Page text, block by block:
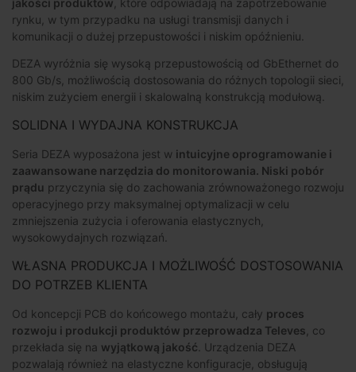
jakości produktów , które odpowiadają na zapotrzebowanie
rynku, w tym przypadku na usługi transmisji danych i
komunikacji o dużej przepustowości i niskim opóźnieniu.
DEZA wyróżnia się wysoką przepustowością od GbEthernet do
800 Gb/s, możliwością dostosowania do różnych topologii sieci,
niskim zużyciem energii i skalowalną konstrukcją modułową.
SOLIDNA I WYDAJNA KONSTRUKCJA
Seria DEZA wyposażona jest w intuicyjne oprogramowanie i
zaawansowane narzędzia do monitorowania. Niski pobór
prądu przyczynia się do zachowania zrównoważonego rozwoju
operacyjnego przy maksymalnej optymalizacji w celu
zmniejszenia zużycia i oferowania elastycznych,
wysokowydajnych rozwiązań.
WŁASNA PRODUKCJA I MOŻLIWOŚĆ DOSTOSOWANIA
DO POTRZEB KLIENTA
Od koncepcji PCB do końcowego montażu, cały proces
rozwoju i produkcji produktów przeprowadza Televes , co
przekłada się na wyjątkową jakość . Urządzenia DEZA
pozwalają również na elastyczne konfiguracje, obsługują